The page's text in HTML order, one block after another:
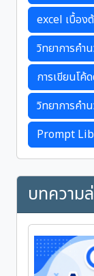
excel เบื้อง
วิทยาการคำ
การเขียนโค้
วิทยาการคำ
Prompt
บทความ